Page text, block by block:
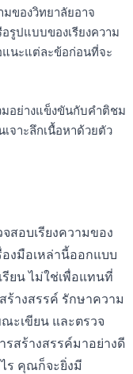
มของวิทยาลัยอาจ
รูปแบบของเรียงความ
นะแต่ละข้อก่อนที่จะ
มอย่างแข็งขันกับคำติชม
จาะลึกเนื้อหาด้วยตัว
สอบเรียงความของ
งมือเหล่านี้ออกแบบ
ยน ไม่ใช่เพื่อแทนที่
ร้างสรรค์ รักษาความ
ะเขียน และตรวจ
สร้างสรรค์มาอย่างดี
ร คุณก็จะยิ่งมี